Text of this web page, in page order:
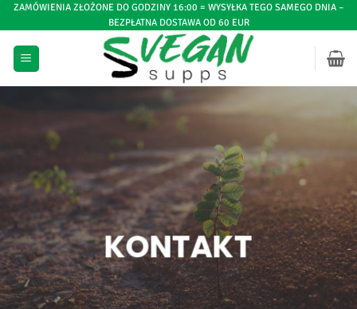
Przejdź
do
treści
ZAMÓWIENIA ZŁOŻONE DO GODZINY 16:00 = WYSYŁKA TEGO SAMEGO DNIA –
BEZPŁATNA DOSTAWA OD 60 EUR
KONTAKT